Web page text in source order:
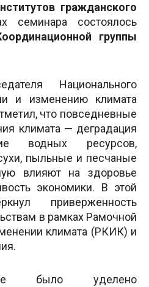
гражданского
семинара состоялось
группы
Национального
и изменению климата
что повседневные
климата — деградация
водных ресурсов,
пыльные и песчаные
влияют на здоровье
экономики. В этой
приверженность
в рамках Рамочной
климата (РКИК) и
было уделено